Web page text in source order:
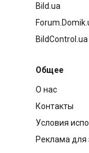
Bild.ua
BildControl.ua
Общее
О нас
Контакты
Условия
Реклама для